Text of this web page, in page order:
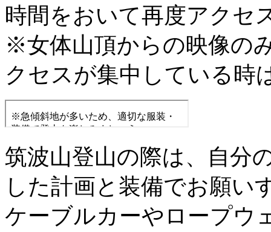
時間をおいて再度アクセ
※女体山頂からの映像の
クセスが集中している時
筑波山登山の際は、自分
した計画と装備でお願い
ケーブルカーやロープウ